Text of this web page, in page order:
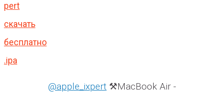
pert
скачать
бесплатно
.ipa
@apple_ixpert ⚒️MacBook Air -